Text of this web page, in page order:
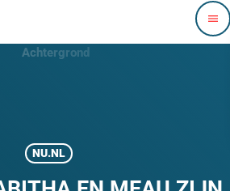
menu
NU.NL